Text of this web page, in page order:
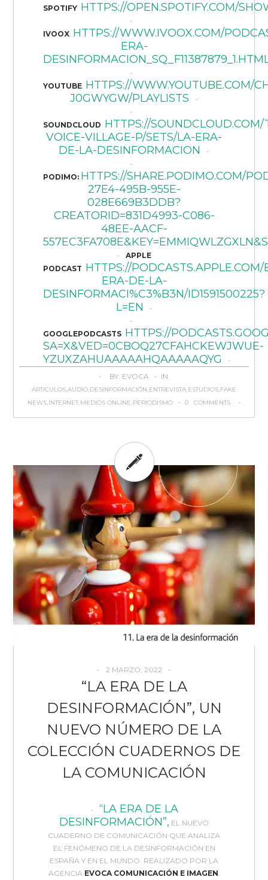
SPOTIFY: HTTPS://OPEN.SPOTIFY.COM/
IVOOX: HTTPS://WWW.IVOOX.COM/
ERA-
YOUTUBE: HTTPS://WWW.YOUTUBE.COM/
J0GWYGW/PLAYLISTS
SOUNDCLOUD: HTTPS://SOUNDCLOUD.COM/
VOICE-VILLAGE-P/SETS/LA-ERA-
DE-LA-DESINFORMACION
PODIMO: HTTPS://SHARE.PODIMO.COM/
27E4-495B-955E-
028E669B3DDB?
CREATORID=831D4993-C086-
48EE-AACF-
APPLE
PODCAST: HTTPS://
ERA-DE-LA-
DESINFORMACI%C3%B3N/ID1591500225?
L=EN
GOOGLEPODCASTS: HTTPS://
SA=X&VED=0CBOQ27CFAHCKEWJWUE-
YZUXZAHUAAAAAHQAAAAAQYG
BY: EVOCA - IN:
ARTICULOS AUDIO DESINFORMACIÓN ENTREVISTA ESTUDIOS FAKE
NEWS, INTERNET, MEDIOS ONLINE PERIODISMO- 0 COMMENTS
2 MARZO, 2022
“LA ERA DE LA
DESINFORMACIÓN”, UN
NUEVO NÚMERO DE LA
COLECCIÓN CUADERNOS DE
LA COMUNICACIÓN
“LA ERA DE LA
DESINFORMACIÓN”, EL NUEVO
CUADERNO DE COMUNICACIÓN QUE ANALIZA
EL FENÓMENO DE LA DESINFORMACIÓN EN
ESPAÑA Y EN EL MUNDO. REALIZADO POR LA
AGENCIA EVOCA COMUNICACIÓN E IMAGEN